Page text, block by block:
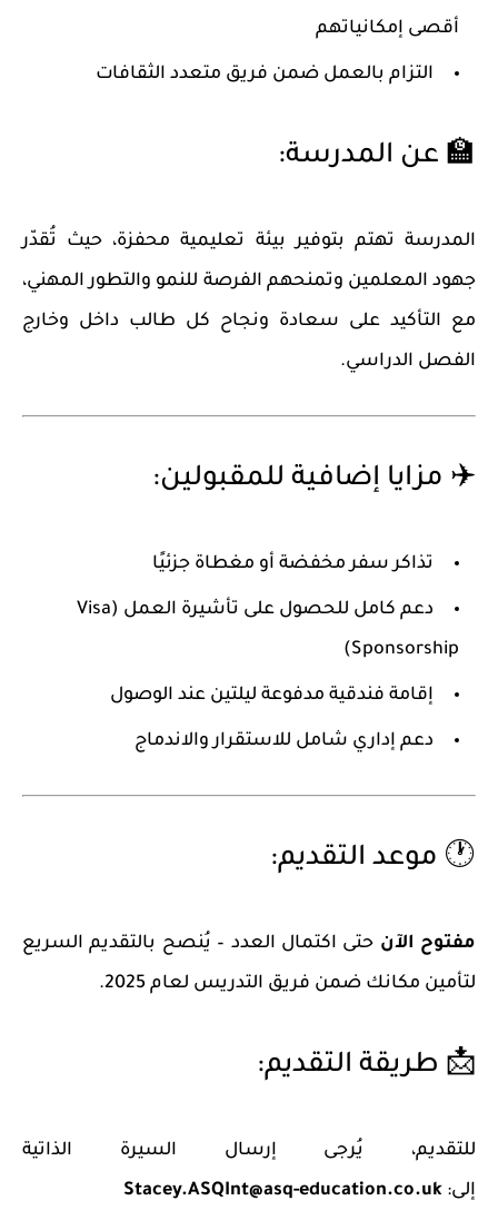
أقصى إمكانياتهم
التزام بالعمل ضمن فريق متعدد الثقافات
🏫 عن المدرسة:
المدرسة تهتم بتوفير بيئة تعليمية محفزة، حيث تُقدّر
جهود المعلمين وتمنحهم الفرصة للنمو والتطور المهني،
مع التأكيد على سعادة ونجاح كل طالب داخل وخارج
الفصل الدراسي.
✈️ مزايا إضافية للمقبولين:
تذاكر سفر مخفضة أو مغطاة جزئيًا
دعم كامل للحصول على تأشيرة العمل (Visa
Sponsorship)
إقامة فندقية مدفوعة ليلتين عند الوصول
دعم إداري شامل للاستقرار والاندماج
🕐 موعد التقديم:
مفتوح الآن حتى اكتمال العدد – يُنصح بالتقديم السريع
لتأمين مكانك ضمن فريق التدريس لعام 2025.
📩 طريقة التقديم:
للتقديم، يُرجى إرسال السيرة الذاتية
إلى: Stacey.ASQInt@asq-education.co.uk